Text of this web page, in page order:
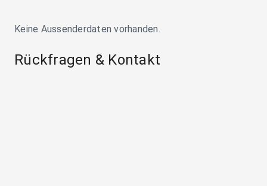
Keine Aussenderdaten vorhanden.
Rückfragen & Kontakt